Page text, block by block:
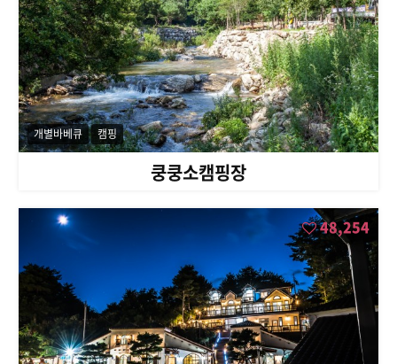
쿵쿵소캠핑장
개별바베큐 캠핑
48,254